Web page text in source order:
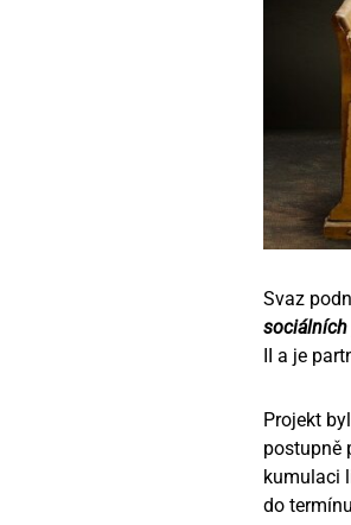
Svaz
sociálních
II a je
Projekt
postupně
kumulaci
do